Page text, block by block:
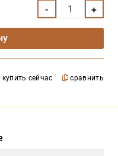
купить сейчас сравнить